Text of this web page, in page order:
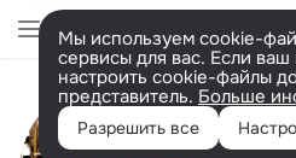
Мы используем cookie-
сервисы для вас. Если ваш
настроить cookie-файлы
представитель. Больше
Разрешить все